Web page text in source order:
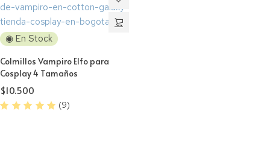
◉ En Stock
Colmillos Vampiro Elfo para
Cosplay 4 Tamaños
$10.500
(9)